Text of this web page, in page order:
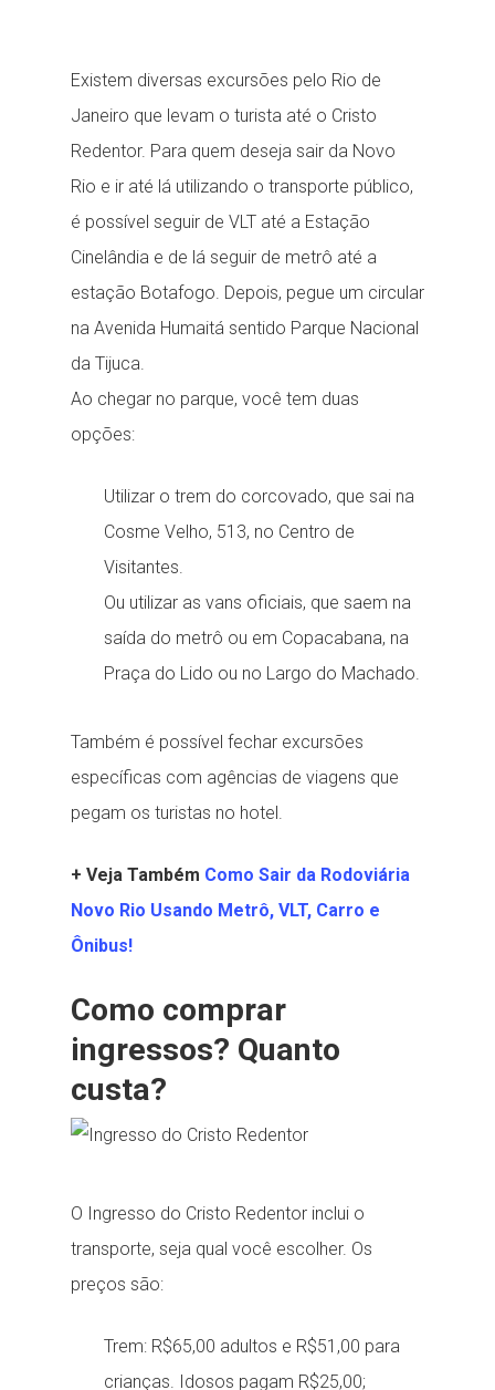
Existem diversas excursões pelo Rio de
Janeiro que levam o turista até o Cristo
Redentor. Para quem deseja sair da Novo
Rio e ir até lá utilizando o transporte público,
é possível seguir de VLT até a Estação
Cinelândia e de lá seguir de metrô até a
estação Botafogo. Depois, pegue um circular
na Avenida Humaitá sentido Parque Nacional
da Tijuca.
Ao chegar no parque, você tem duas
opções:
Utilizar o trem do corcovado, que sai na
Cosme Velho, 513, no Centro de
Visitantes.
Ou utilizar as vans oficiais, que saem na
saída do metrô ou em Copacabana, na
Praça do Lido ou no Largo do Machado.
Também é possível fechar excursões
específicas com agências de viagens que
pegam os turistas no hotel.
+ Veja Também Como Sair da Rodoviária
Novo Rio Usando Metrô, VLT, Carro e
Ônibus!
Como comprar
ingressos? Quanto
custa?
O Ingresso do Cristo Redentor inclui o
transporte, seja qual você escolher. Os
preços são:
Trem: R$65,00 adultos e R$51,00 para
crianças. Idosos pagam R$25,00;